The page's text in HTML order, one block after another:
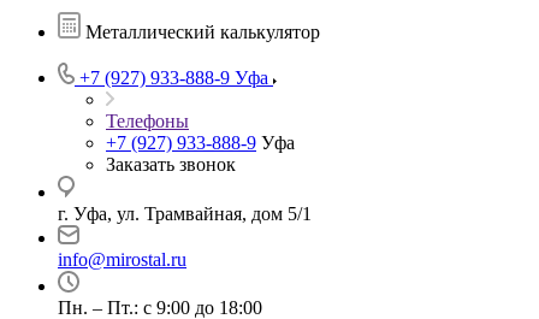
Металлический калькулятор
+7 (927) 933-888-9 Уфа
Телефоны
+7 (927) 933-888-9 Уфа
Заказать звонок
г. Уфа, ул. Трамвайная, дом 5/1
info@mirostal.ru
Пн. – Пт.: с 9:00 до 18:00